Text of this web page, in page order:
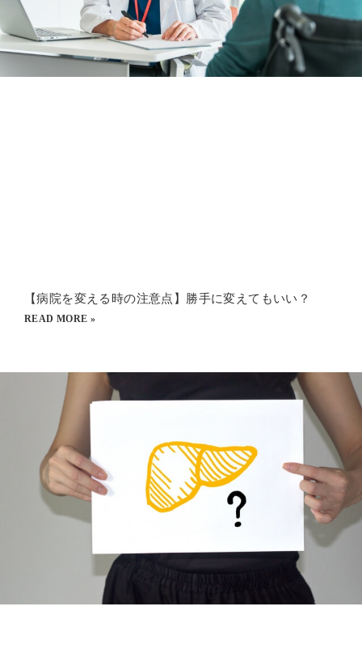
【病院を変える時の注意点】勝手に変えてもいい？
READ MORE »